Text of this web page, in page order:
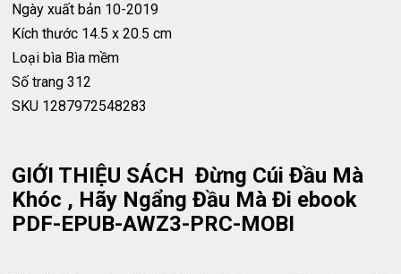
Ngày xuất bản 10-2019
Kích thước 14.5 x 20.5 cm
Loại bìa Bìa mềm
Số trang 312
SKU 1287972548283
GIỚI THIỆU SÁCH Đừng Cúi Đầu Mà
Khóc , Hãy Ngẩng Đầu Mà Đi ebook
PDF-EPUB-AWZ3-PRC-MOBI